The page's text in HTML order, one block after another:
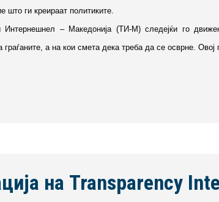
што ги креираат политиките.
Интернешнел – Македонија (ТИ-М) следејќи го
а на кои смета дека треба да се осврне.
на Transparency